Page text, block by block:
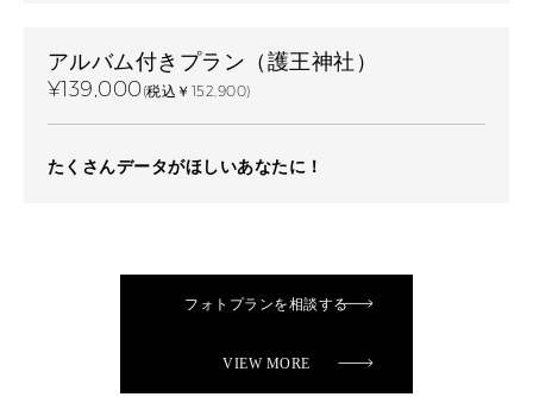
アルバム付きプラン（護王神社）
¥139,000(税込￥152,900)
たくさんデータがほしいあなたに！
フォトプランを相談する
VIEW MORE